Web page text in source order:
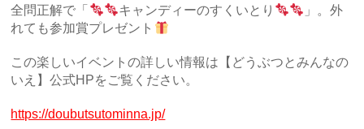
全問正解で「 キャンディーのすくいとり
」。外
れても参加賞プレゼント
この楽しいイベントの詳しい情報は【どうぶつとみんなの
いえ】公式HPをご覧ください。
https://doubutsutominna.jp/